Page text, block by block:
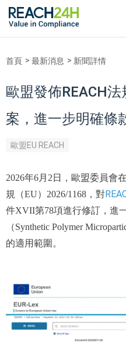
首頁 最新消息 新聞詳情
歐盟發佈REACH
案，進一步明確條
歐盟EU REACH
2026年6月2日，歐盟委員會
規（EU）2026/1168，對
件XVII第78項進行修訂，進
（Synthetic Polymer
的適用範圍。